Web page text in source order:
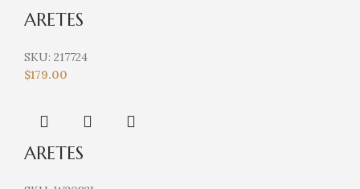
ARETES
SKU: 217724
$179.00
ARETES